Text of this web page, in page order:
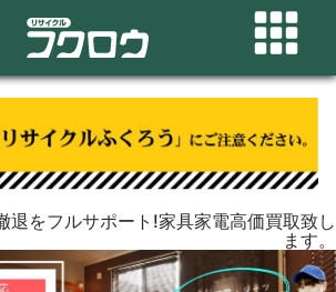
退をフルサポート!家具家電高価買取致し
ます。